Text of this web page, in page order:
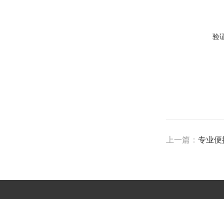
验
上一篇：专业便